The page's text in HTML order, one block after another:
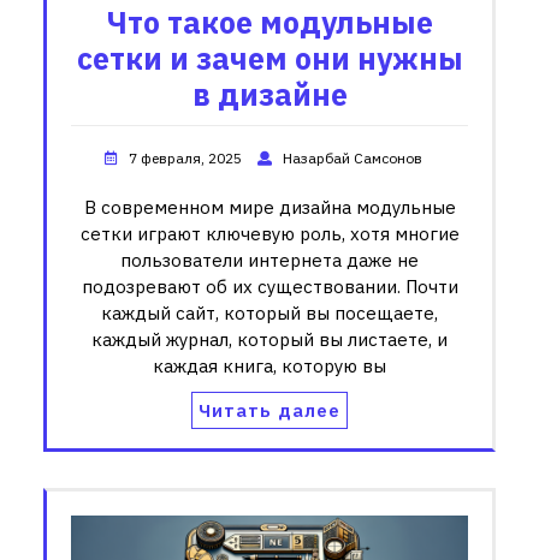
Что такое модульные
сетки и зачем они нужны
в дизайне
7 февраля, 2025 Назарбай Самсонов
В современном мире дизайна модульные
сетки играют ключевую роль, хотя многие
пользователи интернета даже не
подозревают об их существовании. Почти
каждый сайт, который вы посещаете,
каждый журнал, который вы листаете, и
каждая книга, которую вы
Читать далее